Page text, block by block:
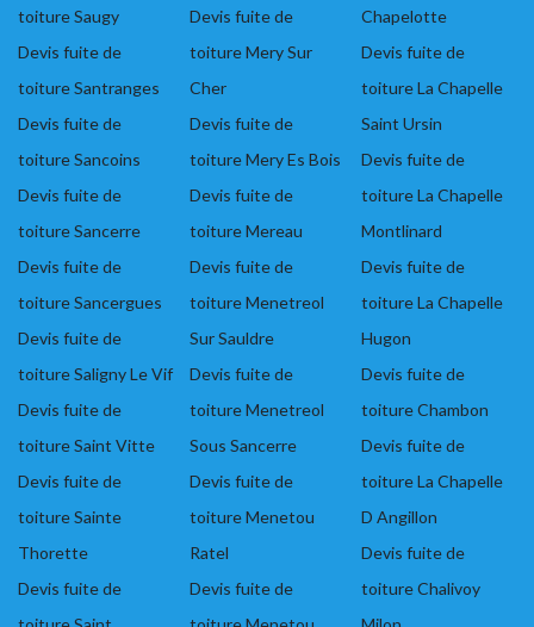
toiture Saugy
Devis fuite de
toiture Santranges
Devis fuite de
toiture Sancoins
Devis fuite de
toiture Sancerre
Devis fuite de
toiture Sancergues
Devis fuite de
toiture Saligny Le Vif
Devis fuite de
toiture Saint Vitte
Devis fuite de
toiture Sainte
Thorette
Devis fuite de
Devis fuite de
toiture Mery Sur
Cher
Devis fuite de
toiture Mery Es Bois
Devis fuite de
toiture Mereau
Devis fuite de
toiture Menetreol
Sur Sauldre
Devis fuite de
toiture Menetreol
Sous Sancerre
Devis fuite de
toiture Menetou
Ratel
Devis fuite de
Chapelotte
Devis fuite de
toiture La Chapelle
Saint Ursin
Devis fuite de
toiture La Chapelle
Montlinard
Devis fuite de
toiture La Chapelle
Hugon
Devis fuite de
toiture Chambon
Devis fuite de
toiture La Chapelle
D Angillon
Devis fuite de
toiture Chalivoy